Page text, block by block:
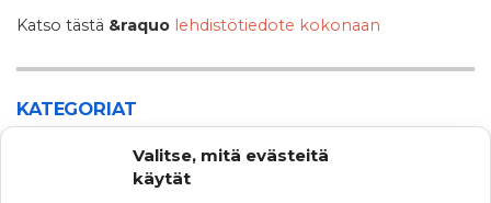
Valitse, mitä evästeitä
käytät
Katso tästä &raquo lehdistötiedote kokonaan
KATEGORIAT